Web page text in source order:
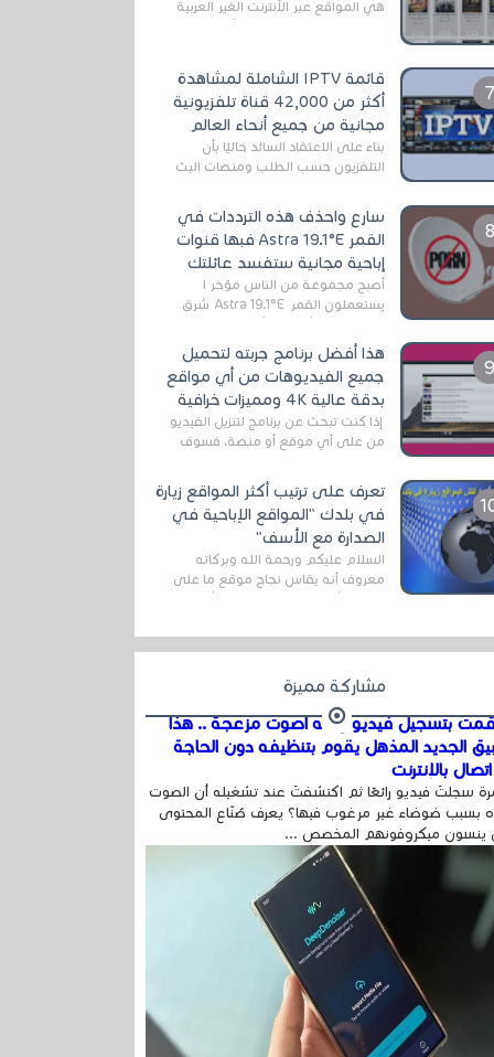
هي المواقع عبر الأنترنت الغير العربية
التي تقدم خدمة تحميل الأفلام على
قائمة IPTV الشاملة لمشاهدة
أكثر من 42,000 قناة تلفزيونية
مجانية من جميع أنحاء العالم
بناءً على الاعتقاد السائد حاليًا بأن
التلفزيون حسب الطلب ومنصات البث
سارع واحذف هذه الترددات في
القمر Astra 19.1°E فبها قنوات
إباحية مجانية ستفسد عائلتك
أصبح مجموعة من الناس مؤخر ا
يستعملون القمر Astra 19.1°E شرق
وذلك بسبب أن هذا الأخير يتوفرعلى
قنوات مميزة جدا تنقل العديد من البرامج
اله...
هذا أفضل برنامج جربته لتحميل
جميع الفيديوهات من أي مواقع
بدقة عالية 4K ومميزات خرافية
إذا كنت تبحث عن برنامج لتنزيل الفيديو
من على أي موقع أو منصة، فسوف
الخاصة بالبرامج والتطبيقات في هذا
المج...
تعرف على ترتيب أكثر المواقع زيارة
في بلدك "المواقع الإباحية في
الصدارة مع الأسف"
السلام عليكم ورحمة الله وبركاته
معروف أنه يقاس نجاح موقع ما على
في...
مشاركة مميزة
بتسجيل فيديو وفيه أصوت مزعجة .. هذا
الجديد المذهل يقوم بتنظيفه دون الحاجة
بالإنترنت
سجلتَ فيديو رائعًا ثم اكتشفتَ عند تشغيله أن الصوت
بسبب ضوضاء غير مرغوب فيها؟ يعرف صُنّاع المحتوى
ينسون ميكروفونهم المخصص ...